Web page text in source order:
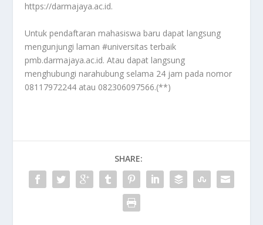
https://darmajaya.ac.id.
Untuk pendaftaran mahasiswa baru dapat langsung
mengunjungi laman #universitas terbaik
pmb.darmajaya.ac.id. Atau dapat langsung
menghubungi narahubung selama 24 jam pada nomor
08117972244 atau 082306097566.(**)
SHARE: